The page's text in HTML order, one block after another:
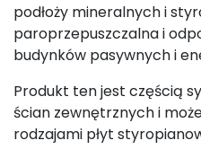
podłoży mineralnych i
paroprzepuszczalna i
budynków pasywnych i
Produkt ten jest częścią
ścian zewnętrznych i
rodzajami płyt